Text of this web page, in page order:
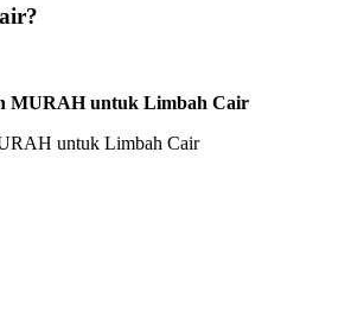
MURAH untuk Limbah Cair